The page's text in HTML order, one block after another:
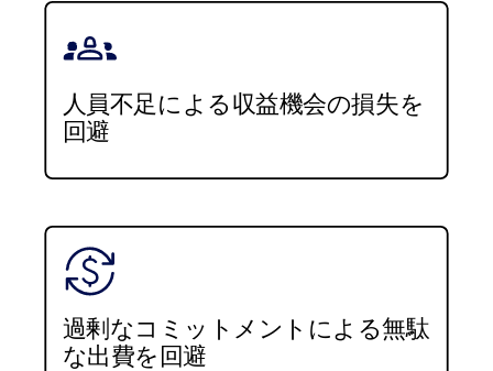
人員不足による収益機会の損失を
回避
過剰なコミットメントによる無駄
な出費を回避